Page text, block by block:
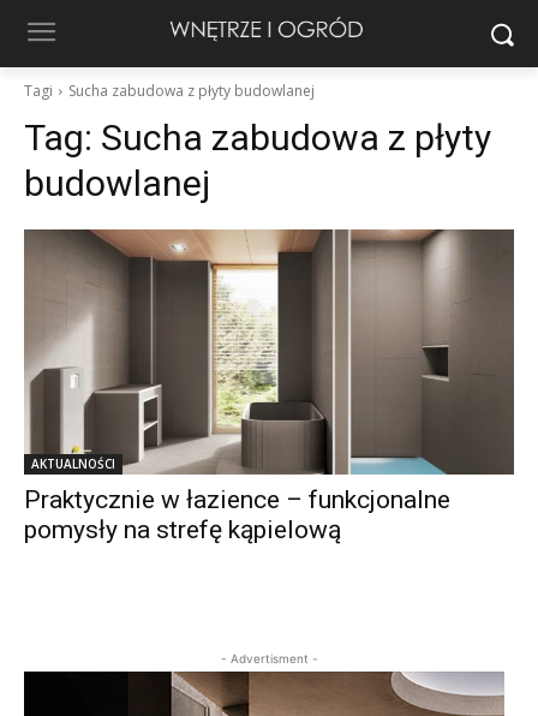
Tagi Sucha zabudowa z płyty budowlanej
Tag: Sucha zabudowa z płyty
budowlanej
AKTUALNOŚCI
Praktycznie w łazience – funkcjonalne
pomysły na strefę kąpielową
- Advertisment -